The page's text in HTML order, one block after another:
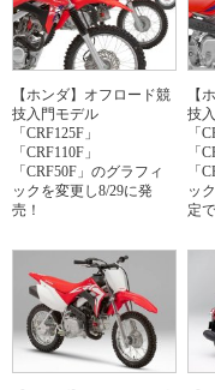
【ホンダ】オフロード競
技入門モデル
「CRF125F」
「CRF110F」
「CRF50F」のグラフィ
ックを変更し8/29に発
売！
【
技
「
「
「
ッ
定